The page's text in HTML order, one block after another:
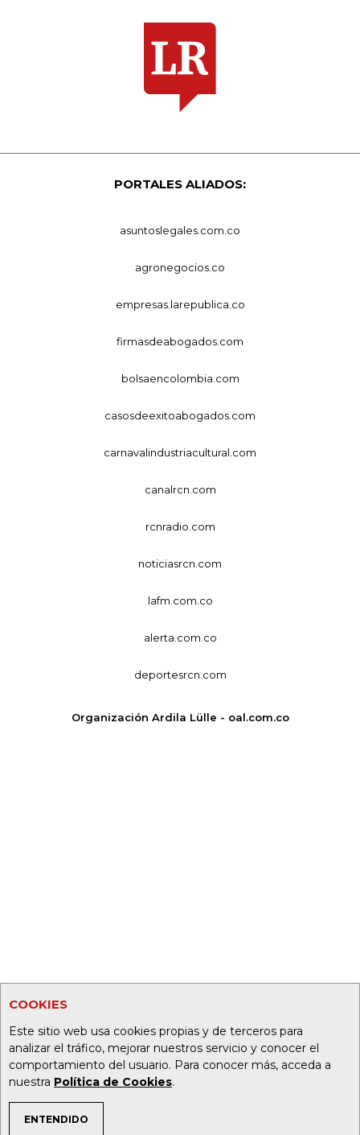
COOKIES
Este sitio web usa cookies propias y de terceros para
analizar el tráfico, mejorar nuestros servicio y conocer el
comportamiento del usuario. Para conocer más, acceda a
nuestra Política de Cookies.
ENTENDIDO
PORTALES ALIADOS:
asuntoslegales.com.co
agronegocios.co
empresas.larepublica.co
firmasdeabogados.com
bolsaencolombia.com
casosdeexitoabogados.com
carnavalindustriacultural.com
canalrcn.com
rcnradio.com
noticiasrcn.com
lafm.com.co
alerta.com.co
deportesrcn.com
Organización Ardila Lülle - oal.com.co